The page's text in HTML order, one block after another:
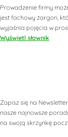
Prowadzenie firmy
jest fachowy żargon,
wyjaśnia pojęcia w
Wyświetl słownik
Zapisz się na
nasze najnowsze
na swoją skrzynkę